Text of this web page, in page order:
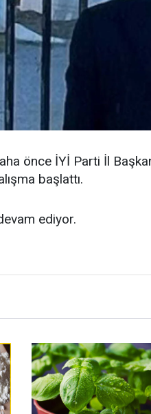
önce İYİ Parti İl
başlattı.
ediyor.